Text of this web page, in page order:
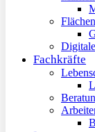
Fachkräfte